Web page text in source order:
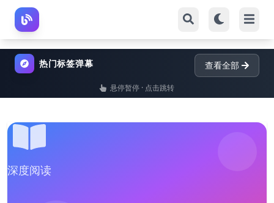
热门标签弹幕 查看全部
悬停暂停 · 点击跳转
深度阅读